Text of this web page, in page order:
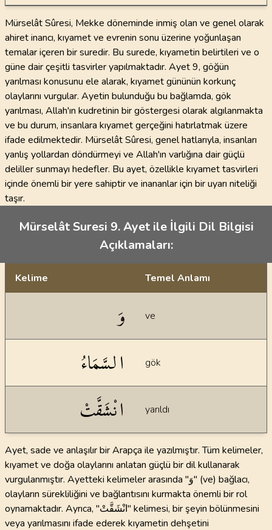
Mürselât Sûresi, Mekke döneminde inmiş olan ve genel olarak
ahiret inancı, kıyamet ve evrenin sonu üzerine yoğunlaşan
temalar içeren bir suredir. Bu surede, kıyametin belirtileri ve o
güne dair çeşitli tasvirler yapılmaktadır. Ayet 9, göğün
yarılması konusunu ele alarak, kıyamet gününün korkunç
olaylarını vurgular. Ayetin bulunduğu bu bağlamda, gök
yarılması, Allah'ın kudretinin bir göstergesi olarak algılanmakta
ve bu durum, insanlara kıyamet gerçeğini hatırlatmak üzere
ifade edilmektedir. Mürselât Sûresi, genel hatlarıyla, insanları
yanlış yollardan döndürmeyi ve Allah'ın varlığına dair güçlü
deliller sunmayı hedefler. Bu ayet, özellikle kıyamet tasvirleri
içinde önemli bir yere sahiptir ve inananlar için bir uyarı niteliği
taşır.
Mürselât Suresi 9. Ayet ile İlgili Dil Bilgisi
Açıklamaları:
Kelime Temel Anlamı
وَ ve
السَّمَاءُ gök
انْشَقَّتْ yarıldı
Ayet, sade ve anlaşılır bir Arapça ile yazılmıştır. Tüm kelimeler,
kıyamet ve doğa olaylarını anlatan güçlü bir dil kullanarak
vurgulanmıştır. Ayetteki kelimeler arasında "وَ" (ve) bağlacı,
olayların sürekliliğini ve bağlantısını kurmakta önemli bir rol
oynamaktadır. Ayrıca, "انْشَقَّتْ" kelimesi, bir şeyin bölünmesini
veya yarılmasını ifade ederek kıyametin dehşetini